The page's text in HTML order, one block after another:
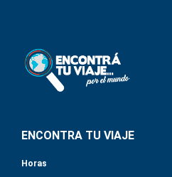
ENCONTRA TU VIAJE
Horas